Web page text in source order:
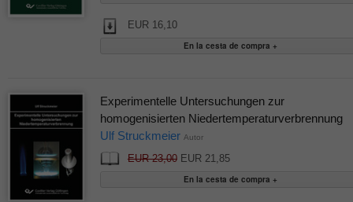
EUR 16,10
Experimentelle Untersuchungen zur
homogenisierten Niedertemperaturverbrennung
Ulf Struckmeier Autor
EUR 23,00EUR 21,85